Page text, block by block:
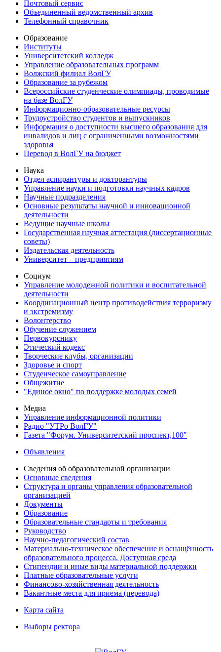
Почтовый сервис
Объединенный ведомственный архив
Телефонный справочник
Образование
Институты
Университетский колледж
Управление образовательных программ
Волжский филиал ВолГУ
Образование за рубежом
Всероссийские студенческие олимпиады, проводимые
на базе ВолГУ
Информационно-образовательные ресурсы
Трудоустройство студентов и выпускников
Информация о доступности высшего образования для
инвалидов и лиц с ограниченными возможностями
здоровья
Перевод в ВолГУ на бюджет
Наука
Отдел аспирантуры и докторантуры
Управление науки и подготовки научных кадров
Научные подразделения
Основные результаты научной и инновационной
деятельности
Ведущие научные школы
Государственная научная аттестация (диссертационные
советы)
Издательская деятельность
Университет – предприятиям
Социум
Управление молодежной политики и воспитательной
деятельности
Координационный центр противодействия терроризму
и экстремизму
Волонтерство
Обучение служением
Первокурснику
Этический кодекс
Творческие клубы, организации
Здоровье и спорт
Студенческое самоуправление
Общежитие
"Единое окно" по поддержке молодых семей
Медиа
Управление информационной политики
Радио "УТРо ВолГУ"
Газета "Форум. Университетский проспект,100"
Объявления
Сведения об образовательной организации
Основные сведения
Структура и органы управления образовательной
организацией
Документы
Образование
Образовательные стандарты и требования
Руководство
Научно-педагогический состав
Материально-техническое обеспечение и оснащённость
образовательного процесса. Доступная среда
Стипендии и иные виды материальной поддержки
Платные образовательные услуги
Финансово-хозяйственная деятельность
Вакантные места для приема (перевода)
Карта сайта
Выборы ректора